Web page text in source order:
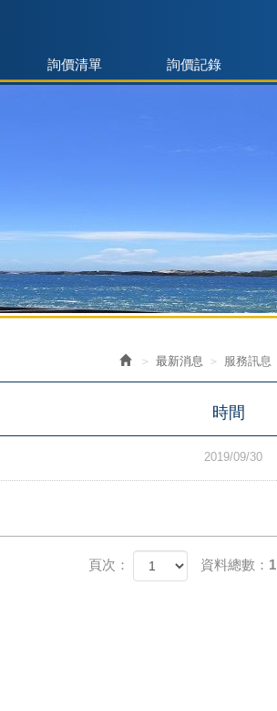
詢價清單 詢價記錄
最新消息 服務訊息
時間
2019/09/30
頁次： 資料總數：1